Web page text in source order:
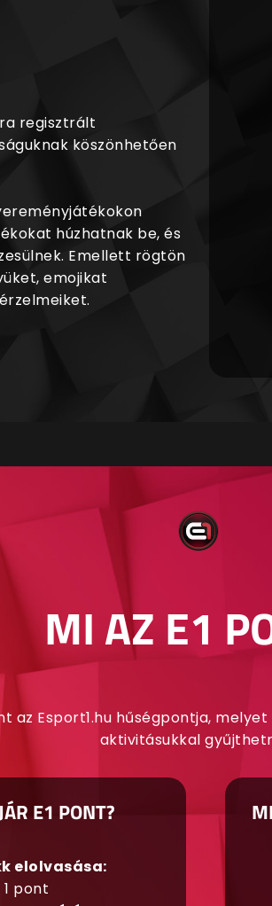
regisztrált
köszönhetően
húzhatnak be, és
Emellett rögtön
emojikat
MI AZ E1
az Esport1.hu hűségpontja,
aktivitásukkal
E1 PONT?
elolvasása:
1 pont